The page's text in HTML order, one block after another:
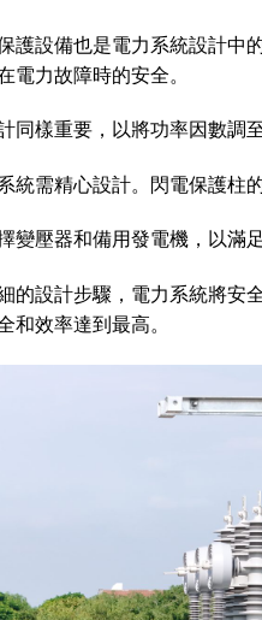
護設備也是電力系統設計中
電力故障時的安全。
同樣重要，以將功率因數調
統需精心設計。閃電保護柱
變壓器和備用發電機，以滿
的設計步驟，電力系統將安
和效率達到最高。